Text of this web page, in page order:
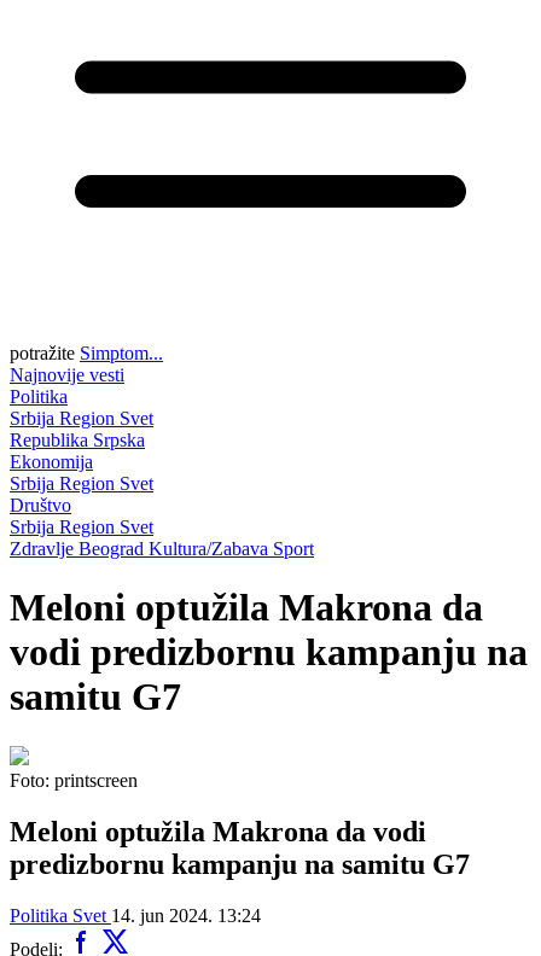
potražite Simptom...
Najnovije vesti
Politika
Srbija Region Svet
Republika Srpska
Ekonomija
Srbija Region Svet
Društvo
Srbija Region Svet
Zdravlje Beograd Kultura/Zabava Sport
Meloni optužila Makrona da
vodi predizbornu kampanju na
samitu G7
Foto: printscreen
Meloni optužila Makrona da vodi
predizbornu kampanju na samitu G7
Politika Svet 14. jun 2024. 13:24
Podeli: